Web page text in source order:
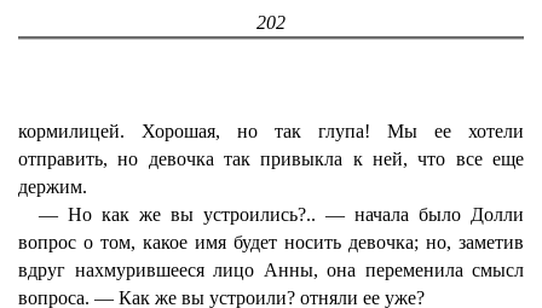
202
кормилицей. Хорошая, но так глупа! Мы ее хотели
отправить, но девочка так привыкла к ней, что все еще
держим.
— Но как же вы устроились?.. — начала было Долли
вопрос о том, какое имя будет носить девочка; но, заметив
вдруг нахмурившееся лицо Анны, она переменила смысл
вопроса. — Как же вы устроили? отняли ее уже?